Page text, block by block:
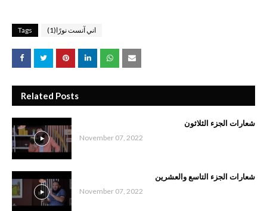
Tags اني آنست نورًا(1)
Related Posts
شعارات الجزء الثلاثون
November 07, 2022
شعارات الجزء التاسع والعشرين
November 07, 2022